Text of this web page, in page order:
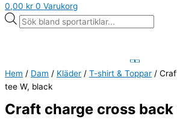
0,00 kr 0 Varukorg
Hem / Dam / Kläder / T-shirt & Toppar /
tee W, black
Craft charge cross back